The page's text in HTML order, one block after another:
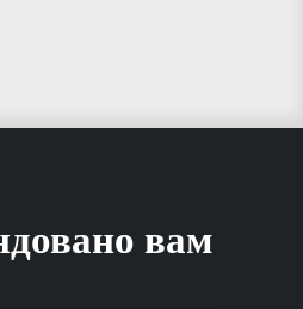
вам